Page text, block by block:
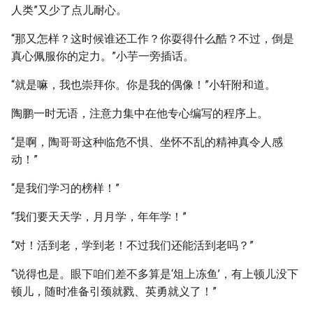
人类”又少了点儿耐心。
“那又怎样？这时候谁还工作？你耍得什么酷？不过，倒是
真心佩服你的定力。”小芋一旁插话。
“就是嘛，我也崇拜你。你是我的偶像！”小轩附和道。
陶鹏一时无语，注意力集中在他专心编写的程序上。
“是啊，陶哥哥这种临危不惧、坐怀不乱的精神真令人感
动！”
“是我们学习的榜样！”
“我们要天天学，月月学，年年学！”
“对！活到老，学到老！不过我们还能活到老吗？”
“说得也是。眼下咱们差不多算是‘俎上冻鱼’，有上顿儿没下
顿儿，随时准备引颈就戮、英勇就义了！”